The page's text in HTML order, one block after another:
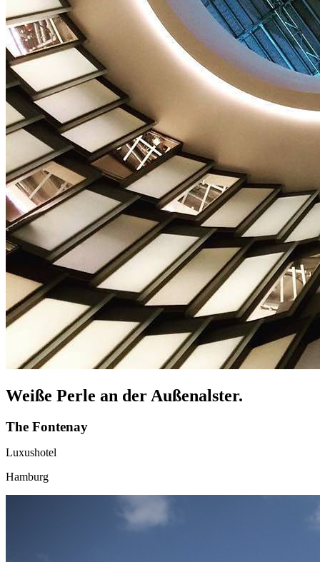
Weiße Perle an der Außenalster.
The Fontenay
Luxushotel
Hamburg